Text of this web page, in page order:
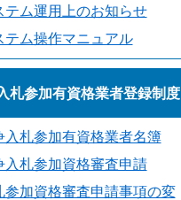
テム運用上のお知らせ
テム操作マニュアル
札参加有資格業者登録制度
入札参加有資格業者名簿
入札参加資格審査申請
参加資格審査申請事項の変